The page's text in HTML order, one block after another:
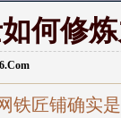
何修
铁匠铺确实